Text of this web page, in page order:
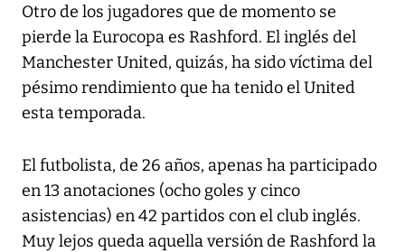
Otro de los jugadores que de momento se
pierde la Eurocopa es Rashford. El inglés del
Manchester United, quizás, ha sido víctima del
pésimo rendimiento que ha tenido el United
esta temporada.
El futbolista, de 26 años, apenas ha participado
en 13 anotaciones (ocho goles y cinco
asistencias) en 42 partidos con el club inglés.
Muy lejos queda aquella versión de Rashford la